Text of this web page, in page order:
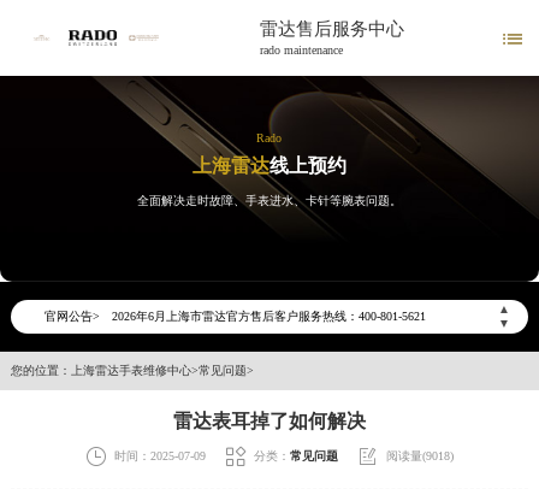
雷达售后服务中心
rado maintenance

Rado
上海雷达线上预约
全面解决走时故障、手表进水、卡针等腕表问题。
官网公告>
▲
▼
2026年6月上海市雷达官方售后客户服务热线：400-801-5621
2026年6月雷达售后服务中心最新网点地址：
上海市徐汇区虹桥路3号港汇中心写字楼2座37层3705室（需提前预约）
您的位置： 上海雷达手表维修中心>常见问题>
雷达表耳掉了如何解决
 时间：2025-07-09  分类： 常见问题  阅读量(9018)